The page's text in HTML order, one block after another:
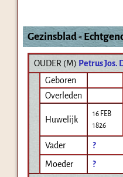
Gezinsblad -
OUDER (M) Petrus Jos.
Geboren
Overleden
Huwelijk
16 FEB
1826
Vader
?
Moeder
?